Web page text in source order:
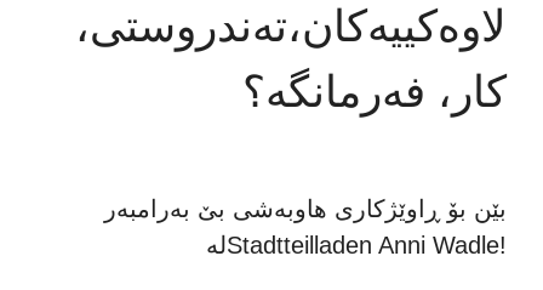
لاوەکییەکان،تەندروستی،
کار، فەرمانگە؟
بێن بۆ ڕاوێژکاری هاوبەشی بێ بەرامبەر
لەStadtteilladen Anni Wadle!